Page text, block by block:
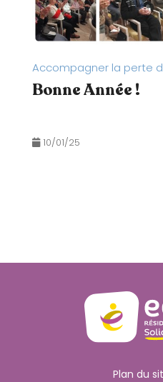
Accompagner la perte
Bonne Année !
10/01/25
Plan du